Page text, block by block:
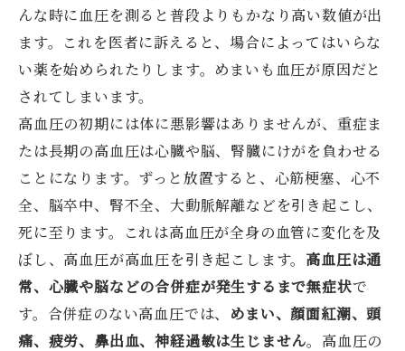
んな時に血圧を測ると普段よりもかなり高い数値が出
ます。これを医者に訴えると、場合によってはいらな
い薬を始められたりします。めまいも血圧が原因だと
されてしまいます。
高血圧の初期には体に悪影響はありませんが、重症ま
たは長期の高血圧は心臓や脳、腎臓にけがを負わせる
ことになります。ずっと放置すると、心筋梗塞、心不
全、脳卒中、腎不全、大動脈解離などを引き起こし、
死に至ります。これは高血圧が全身の血管に変化を及
ぼし、高血圧が高血圧を引き起こします。 高血圧は通
常、心臓や脳などの合併症が発生するまで無症状で
す。合併症のない高血圧では、 めまい、顔面紅潮、頭
痛、疲労、鼻出血、神経過敏は生じません。高血圧の